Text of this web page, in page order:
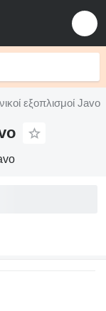
εξοπλισμοί Javo